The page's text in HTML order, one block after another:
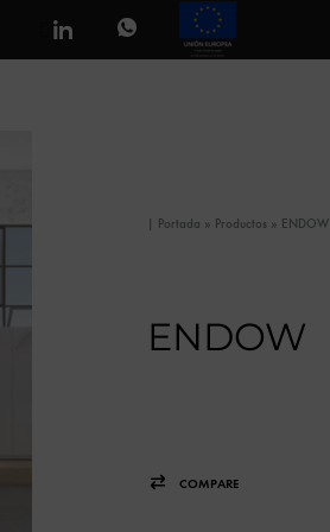
| Portada » Productos » ENDOW
ENDOW
COMPARE